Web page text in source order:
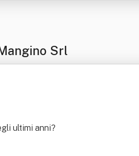
Srl
ultimi anni?